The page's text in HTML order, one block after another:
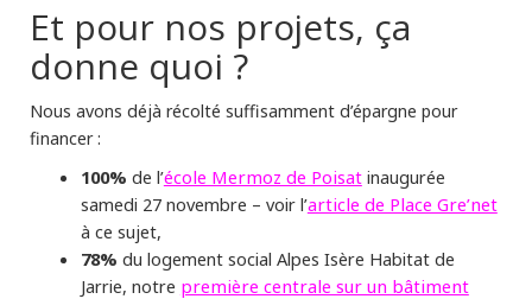
Et pour nos projets, ça
donne quoi ?
Nous avons déjà récolté suffisamment d’épargne pour
financer :
100% de l’école Mermoz de Poisatinaugurée
samedi 27 novembre – voir l’article de Place Gre’net
à ce sujet,
78% du logement social Alpes Isère Habitat de
Jarrie, notre première centrale sur un bâtiment